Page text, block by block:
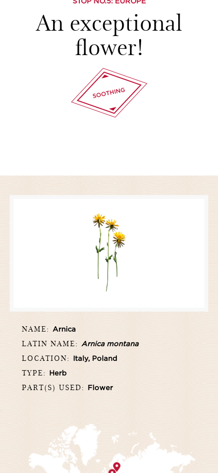
An exceptional
flower!
NAME: Arnica
LATIN NAME: Arnica montana
LOCATION: Italy, Poland
TYPE: Herb
PART(S) USED: Flower